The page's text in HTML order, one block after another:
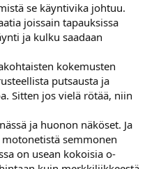
se käyntivika johtuu.
joissain tapauksissa
ja kulku saadaan
kokemusten
putsausta ja
Sitten jos vielä rötää, niin
ja huonon näköset. Ja
semmonen
on usean kokoisia o-